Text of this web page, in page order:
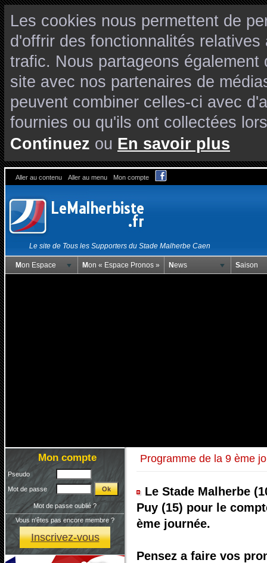
Les cookies nous permettent de
d'offrir des fonctionnalités
trafic. Nous partageons
site avec nos partenaires de
peuvent combiner celles-ci avec
fournies ou qu'ils ont collectées
Continuez ou En savoir plus
Aller au contenu Aller au menu Mon compte
Le site de Tous les Supporters du Stade Malherbe Caen
Mon Espace Mon « Espace Pronos » News Saison
Mon compte
Pseudo
Mot de passe
Mot de passe oublié ?
Vous n'êtes pas encore membre ?
Inscrivez-vous
Programme de la 9 ème
Le Stade Malherbe
Puy (15) pour le
ème journée.
Pensez a faire vos